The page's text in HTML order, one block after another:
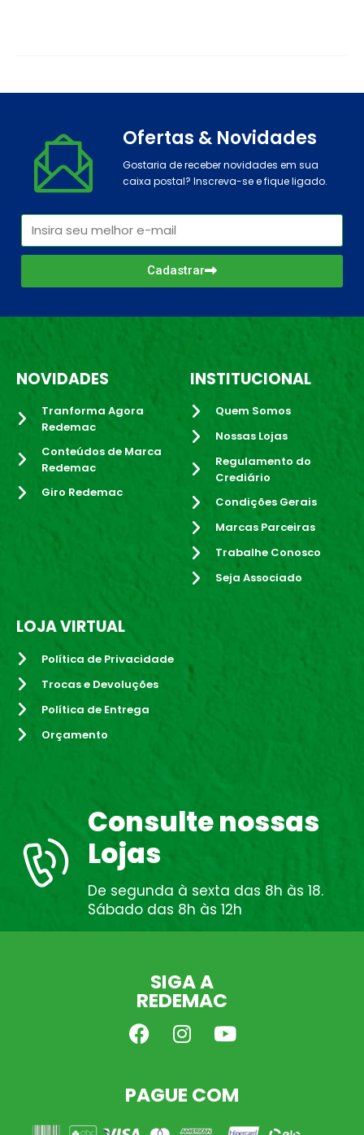
Ofertas & Novidades
Gostaria de receber novidades em sua
caixa postal? Inscreva-se e fique ligado.
Cadastrar
NOVIDADES
Tranforma Agora
Redemac
Conteúdos de Marca
Redemac
Giro Redemac
INSTITUCIONAL
Quem Somos
Nossas Lojas
Regulamento do
Crediário
Condições Gerais
Marcas Parceiras
Trabalhe Conosco
Seja Associado
LOJA VIRTUAL
Política de Privacidade
Trocas e Devoluções
Política de Entrega
Orçamento
Consulte nossas
Lojas
De segunda à sexta das 8h às 18.
Sábado das 8h às 12h
SIGA A
REDEMAC
PAGUE COM